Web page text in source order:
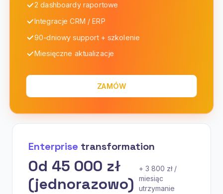
2 dashboardy raportowe
Integracje CRM / ERP
90-dniowy support + szkolenie
Miesięczne aktualizacje
ZAMÓW
Enterprise transformation
Od 45 000 zł
(jednorazowo)
+ 3 800 zł /
miesiąc
utrzymanie